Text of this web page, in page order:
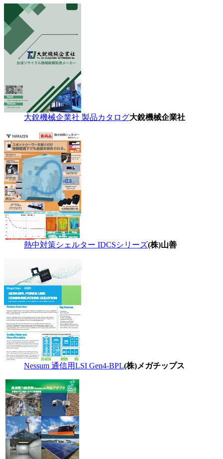
大銳機械企業社 製品カタログ大銳機械企業社
熱中対策シェルター IDCSシリーズ(株)山善
Nessum 通信用LSI Gen4-BPL(株)メガチップス